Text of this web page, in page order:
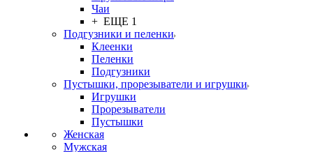
Чаи
+ ЕЩЕ 1
Подгузники и пеленки
Клеенки
Пеленки
Подгузники
Пустышки, прорезыватели и игрушки
Игрушки
Прорезыватели
Пустышки
Женская
Мужская